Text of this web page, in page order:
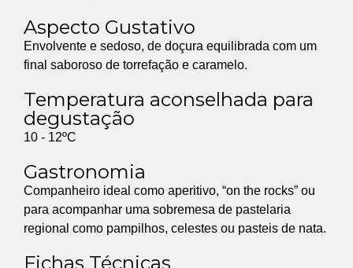
Aspecto Gustativo
Envolvente e sedoso, de doçura equilibrada com um
final saboroso de torrefação e caramelo.
Temperatura aconselhada para
degustação
10 - 12ºC
Gastronomia
Companheiro ideal como aperitivo, “on the rocks” ou
para acompanhar uma sobremesa de pastelaria
regional como pampilhos, celestes ou pasteis de nata.
Fichas Técnicas